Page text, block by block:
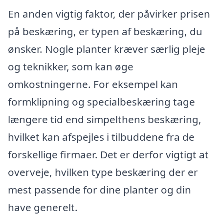
En anden vigtig faktor, der påvirker prisen
på beskæring, er typen af beskæring, du
ønsker. Nogle planter kræver særlig pleje
og teknikker, som kan øge
omkostningerne. For eksempel kan
formklipning og specialbeskæring tage
længere tid end simpelthens beskæring,
hvilket kan afspejles i tilbuddene fra de
forskellige firmaer. Det er derfor vigtigt at
overveje, hvilken type beskæring der er
mest passende for dine planter og din
have generelt.